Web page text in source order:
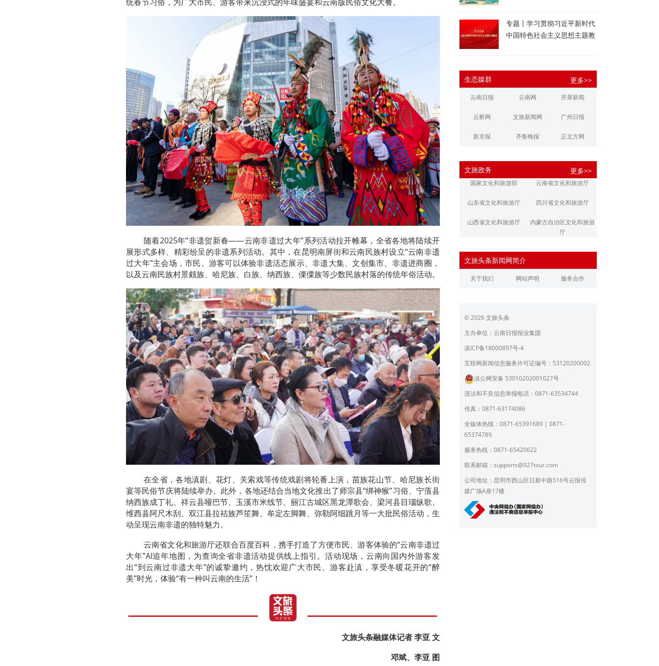
随着2025年“非遗贺新春——云南非遗过大年”系列活动拉开帷幕，全省各地将陆续开
展形式多样、精彩纷呈的非遗系列活动。其中，在昆明南屏街和云南民族村设立“云南非遗
过大年”主会场，市民、游客可以体验非遗活态展示、非遗大集、文创集市、非遗进商圈，
以及云南民族村景颇族、哈尼族、白族、纳西族、傈僳族等少数民族村落的传统年俗活动。
在全省，各地滇剧、花灯、关索戏等传统戏剧将轮番上演，苗族花山节、哈尼族长街
宴等民俗节庆将陆续举办。此外，各地还结合当地文化推出了师宗县“绑神猴”习俗、宁蒗县
纳西族成丁礼、祥云县哑巴节、玉溪市米线节、丽江古城区黑龙潭歌会、梁河县目瑙纵歌、
维西县阿尺木刮、双江县拉祜族芦笙舞、牟定左脚舞、弥勒阿细跳月等一大批民俗活动，生
动呈现云南非遗的独特魅力。
云南省文化和旅游厅还联合百度百科，携手打造了方便市民、游客体验的“云南非遗过
大年”AI追年地图，为查询全省非遗活动提供线上指引。活动现场，云南向国内外游客发
出“到云南过非遗大年”的诚挚邀约，热忱欢迎广大市民、游客赴滇，享受冬暖花开的“醉
美”时光，体验“有一种叫云南的生活”！
文旅头条融媒体记者 李亚 文
邓斌、李亚 图
专题丨学习贯彻习近平新时代
中国特色社会主义思想主题教
生态媒群 更多>>
云南日报 云南网 开屏新闻
云桥网 文旅新闻网 广州日报
新京报 齐鲁晚报 正北方网
江南都市报 潇湘晨报
文旅政务 更多>>
国家文化和旅游部 云南省文化和旅游厅
山东省文化和旅游厅 四川省文化和旅游厅
山西省文化和旅游厅
内蒙古自治区文化和旅游
厅
浙江省文化和旅游厅
江西省文化和旅游厅 河南省文化和旅游厅
广东省文化和旅游厅
育厅
陕西省文化和旅游厅 甘肃省文化和旅游厅
青海省文化和旅游厅
宁夏回族自治区文化和旅
北京市文旅局
上海市文化和旅游局
员会
文旅头条新闻网简介
关于我们 网站声明 服务合作
© 2026 文旅头条
主办单位：云南日报报业集团
滇ICP备18000897号-4
互联网新闻信息服务许可证编号：53120200002
滇公网安备 53010202001027号
违法和不良信息举报电话：0871-63534744
传真：0871-63174086
全媒体热线：0871-65391689 | 0871-
65374789
服务热线：0871-65420622
联系邮箱： supports@927tour.com
公司地址：昆明市西山区日新中路516号云报传
媒广场A座17楼